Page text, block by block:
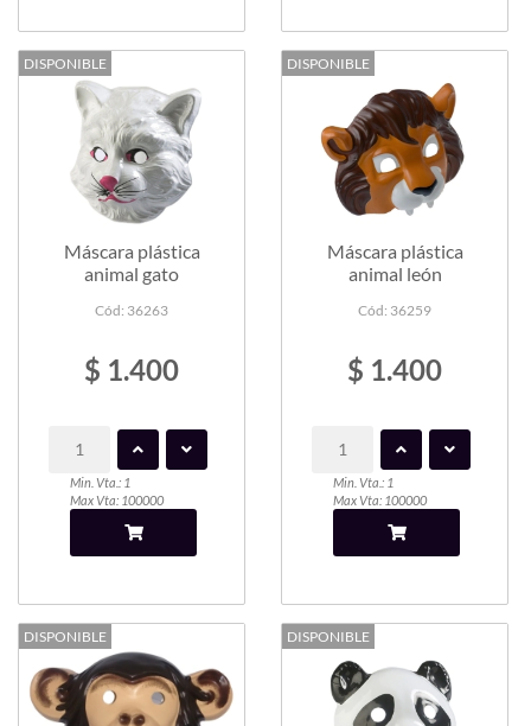
DISPONIBLE
Máscara plástica
animal gato
Cód: 36263
$ 1.400
Min. Vta.: 1
Max Vta: 100000
DISPONIBLE
Máscara plástica
animal león
Cód: 36259
$ 1.400
Min. Vta.: 1
Max Vta: 100000
DISPONIBLE DISPONIBLE